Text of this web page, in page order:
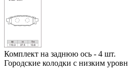
Комплект на заднюю ось - 4 шт.
Городские колодки с низким